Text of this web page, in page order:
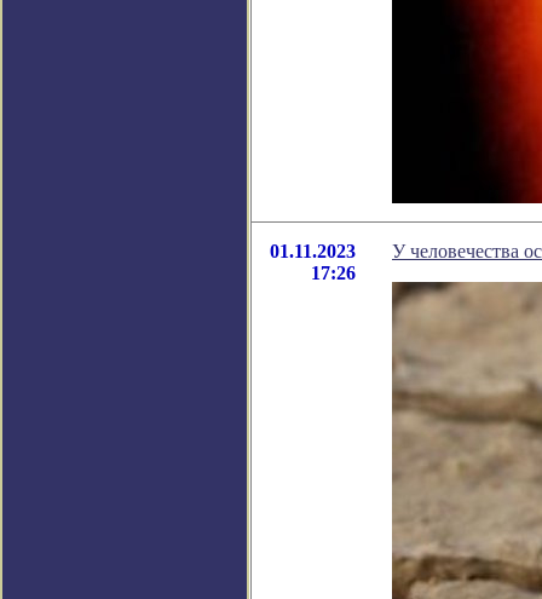
01.11.2023
17:26
У человечества